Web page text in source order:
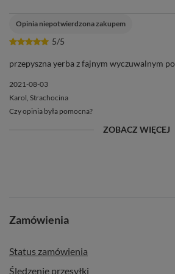
5/5
Opinia niepotwierdzona zakupem
przepyszna yerba z fajnym wyczuwalnym
2021-08-03
Karol, Strachocina
Czy opinia była pomocna?
ZOBACZ WIĘCEJ
Zamówienia
Status zamówienia
Śledzenie przesyłki